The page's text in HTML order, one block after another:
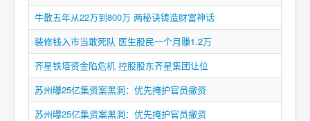
牛散五年从22万到800万 两秘诀铸造财富神话
装修钱入市当敢死队 医生股民一个月赚1.2万
齐星铁塔资金陷危机 控股股东齐星集团让位
苏州曝25亿集资案黑洞：优先掩护官员撤资
苏州曝25亿集资案黑洞：优先掩护官员撤资